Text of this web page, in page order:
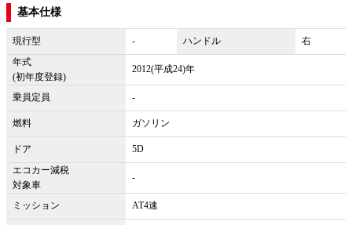
基本仕様
現行型 - ハンドル
右
年式
(初年度登録)
2012(平成24)年
乗員定員 -
燃料 ガソリン
ドア
5D
エコカー減税
対象車
-
ミッション AT4速